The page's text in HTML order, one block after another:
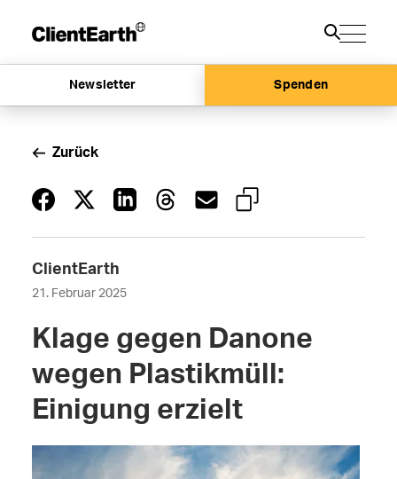
Newsletter Spenden
ClientEarth
21. Februar 2025
Zurück
Klage gegen Danone
wegen Plastikmüll:
Einigung erzielt